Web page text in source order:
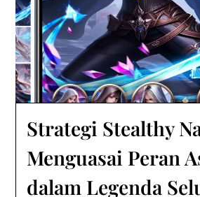
Strategi Stealthy
Menguasai Peran
dalam Legenda